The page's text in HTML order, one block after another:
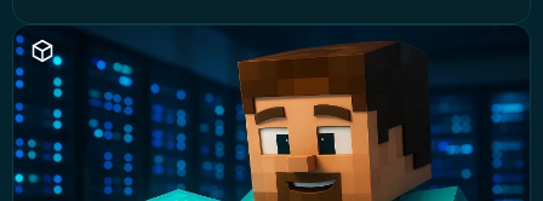
vás ?ekají, a p?izp?sobte si hru podle svých p?
edstav!